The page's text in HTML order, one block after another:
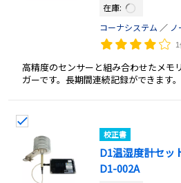
在庫:
コーナシステム ／ ノ
高精度のセンサーと組み合わせたメモ
ガーです。長期間連続記録ができます
校正書
D1温湿度計セッ
D1-002A